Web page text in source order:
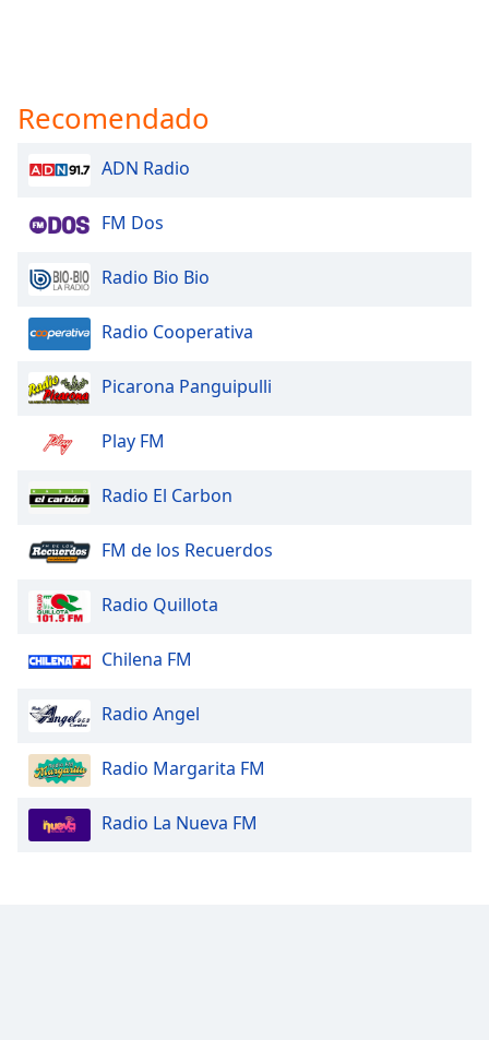
Recomendado
ADN Radio
FM Dos
Radio Bio Bio
Radio Cooperativa
Picarona Panguipulli
Play FM
Radio El Carbon
FM de los Recuerdos
Radio Quillota
Chilena FM
Radio Angel
Radio Margarita FM
Radio La Nueva FM